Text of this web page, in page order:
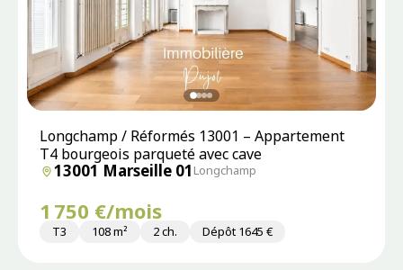
Longchamp / Réformés 13001 – Appartement
T4 bourgeois parqueté avec cave
13001 Marseille 01 Longchamp
1 750 €/mois
T3 108 m² 2 ch. Dépôt 1645 €